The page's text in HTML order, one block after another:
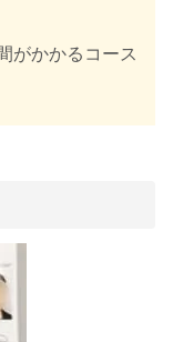
がかかるコース